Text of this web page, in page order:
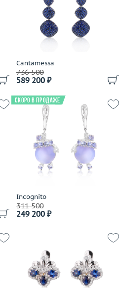
Cantamessa
736 500
589 200 ₽
Incognito
311 500
249 200 ₽
Скоро в продаже